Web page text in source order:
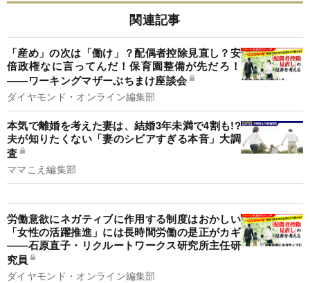
関連記事
「産め」の次は「働け」？配偶者控除見直し？安
倍政権なに言ってんだ！保育園整備が先だろ！
――ワーキングマザーぶちまけ座談会
ダイヤモンド・オンライン編集部
本気で離婚を考えた妻は、結婚3年未満で4割も!?
夫が知りたくない「妻のシビアすぎる本音」大調
査
ママこえ編集部
労働意欲にネガティブに作用する制度はおかしい
「女性の活躍推進」には長時間労働の是正がカギ
――石原直子・リクルートワークス研究所主任研
究員
ダイヤモンド・オンライン編集部